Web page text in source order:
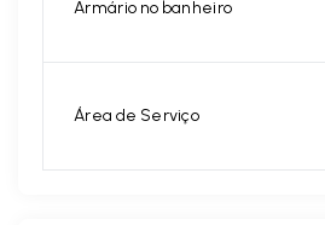
Armário no banheiro
Área de Serviço